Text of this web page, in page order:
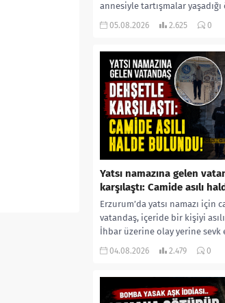
annesiyle tartışmalar
yaşındaki...
05.08.2026 2.625 0
Yatsı namazına gelen
karşılaştı: Camide asılı
Erzurum’da yatsı namazı için
vatandaş, içeride bir kişiyi
İhbar üzerine olay yerine sevk
04.08.2026 2.479 0